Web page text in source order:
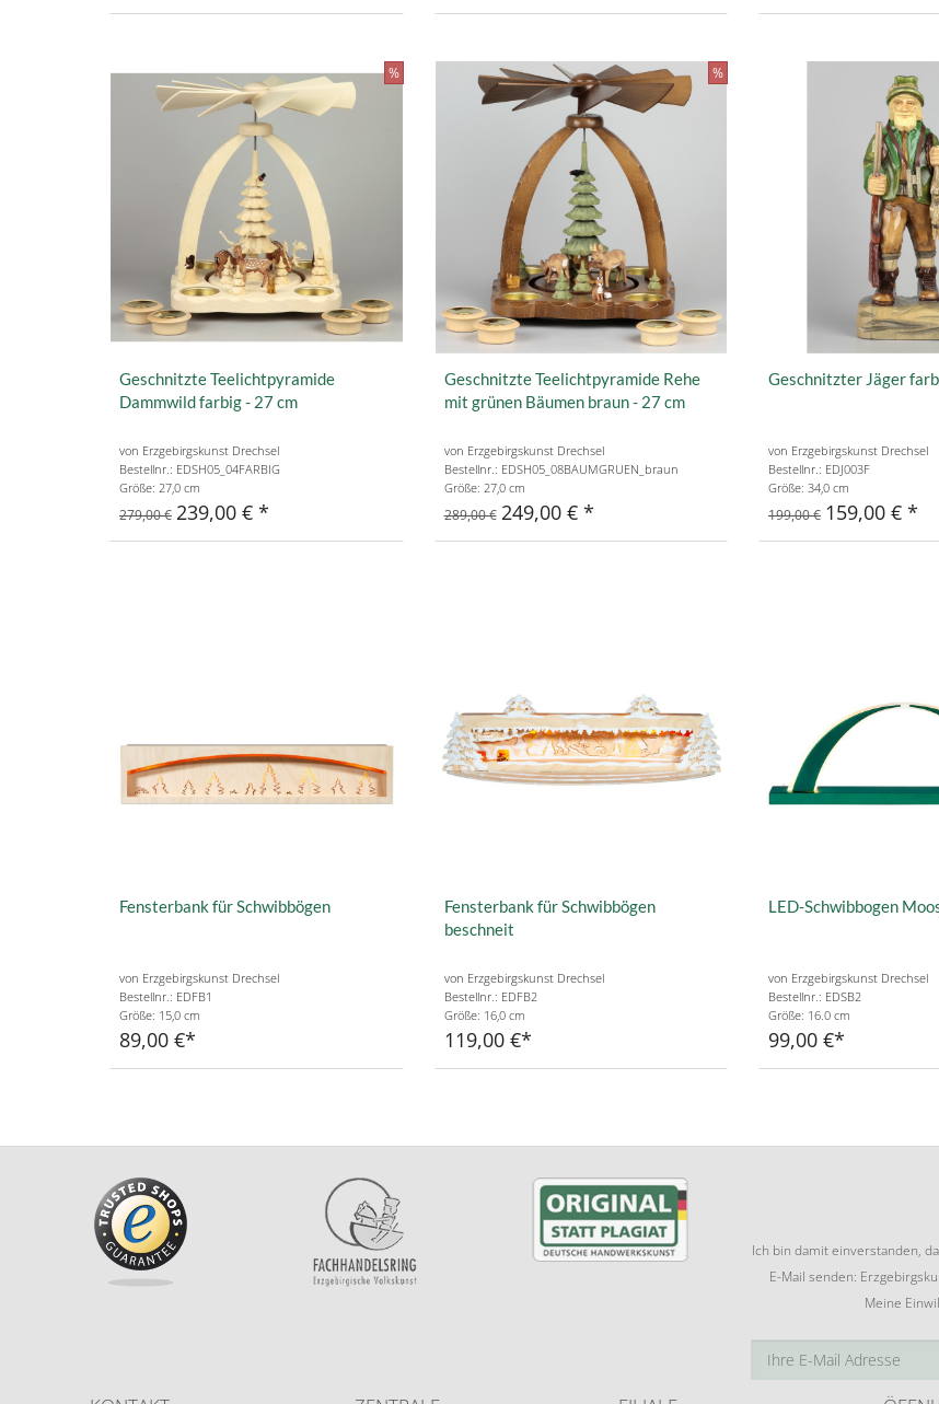
%
Geschnitzte Teelichtpyramide
Dammwild farbig - 27 cm
von Erzgebirgskunst Drechsel
Bestellnr.: EDSH05_04FARBIG
Größe: 27,0 cm
279,00 € 239,00 €
%
Geschnitzte Teelichtpyramide Rehe
mit grünen Bäumen braun - 27 cm
von Erzgebirgskunst Drechsel
Bestellnr.: EDSH05_08BAUMGRUEN_braun
Größe: 27,0 cm
289,00 € 249,00 €
Geschnitzter Jäger
von Erzgebirgskunst Drechsel
Bestellnr.: EDJ003F
Größe: 34,0 cm
199,00 € 159,00 €
Fensterbank für Schwibbögen
von Erzgebirgskunst Drechsel
Bestellnr.: EDFB1
Größe: 15,0 cm
89,00 €
Fensterbank für Schwibbögen
beschneit
von Erzgebirgskunst Drechsel
Bestellnr.: EDFB2
Größe: 16,0 cm
119,00 €
LED-Schwibbogen
von Erzgebirgskunst Drechsel
Bestellnr.: EDSB2
Größe: 16.0 cm
99,00 €
Ich bin damit einverstanden,
E-Mail senden:
Meine